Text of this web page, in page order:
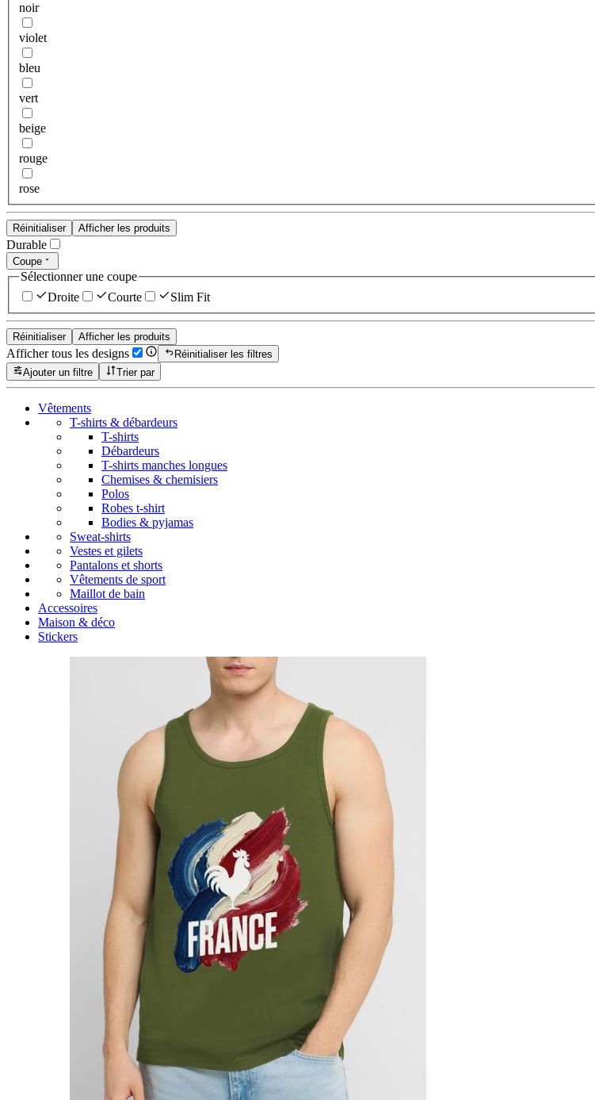
noir
violet
bleu
vert
beige
rouge
rose
Réinitialiser Afficher les produits
Durable
Coupe
Sélectionner une coupe
Droite
Courte Slim Fit
Réinitialiser Afficher les produits
Afficher tous les designs
Réinitialiser les filtres
Ajouter un filtre
Trier par
Vêtements
T-shirts & débardeurs
T-shirts
Débardeurs
T-shirts manches longues
Chemises & chemisiers
Polos
Robes t-shirt
Bodies & pyjamas
Sweat-shirts
Vestes et gilets
Pantalons et shorts
Vêtements de sport
Maillot de bain
Accessoires
Maison & déco
Stickers